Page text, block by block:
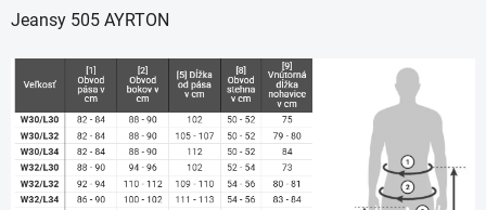
Jeansy 505 AYRTON